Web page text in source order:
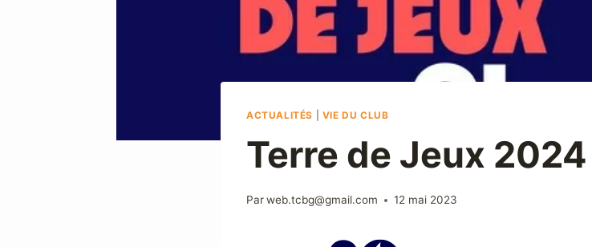
ACTUALITÉS VIE DU CLUB
Terre de Jeux 2024
Parweb.tcbg@gmail.com 12 mai 2023